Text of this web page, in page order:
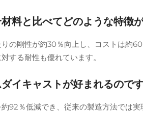
料と比べてどのような特徴
の剛性が約30％向上し、コストは約
する耐性も優れています。
イキャストが好まれるので
92％低減でき、従来の製造方法では